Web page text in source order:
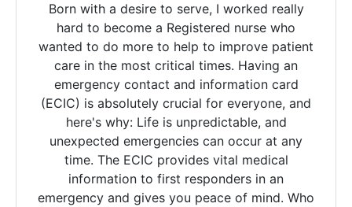
Born with a desire to serve, I worked really
hard to become a Registered nurse who
wanted to do more to help to improve patient
care in the most critical times. Having an
emergency contact and information card
(ECIC) is absolutely crucial for everyone, and
here's why: Life is unpredictable, and
unexpected emergencies can occur at any
time. The ECIC provides vital medical
information to first responders in an
emergency and gives you peace of mind. Who